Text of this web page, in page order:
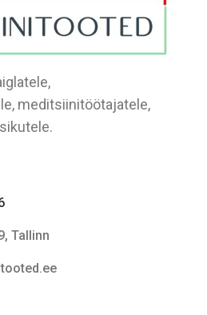
meditsiinitöötajatele,
Tallinn